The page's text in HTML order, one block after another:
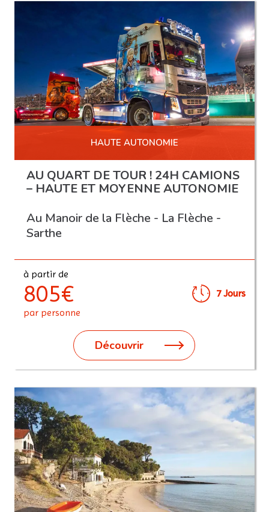
HAUTE AUTONOMIE
AU QUART DE TOUR ! 24H CAMIONS
– HAUTE ET MOYENNE AUTONOMIE
Au Manoir de la Flèche - La Flèche -
Sarthe
à partir de
805€
par personne
7 Jours
Découvrir